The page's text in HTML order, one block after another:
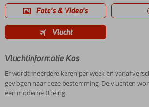
Foto's & Video's
Vlucht
Vluchtinformatie Kos
Er wordt meerdere keren per week en vanaf
gevlogen naar deze bestemming. De vluchten
een moderne Boeing.